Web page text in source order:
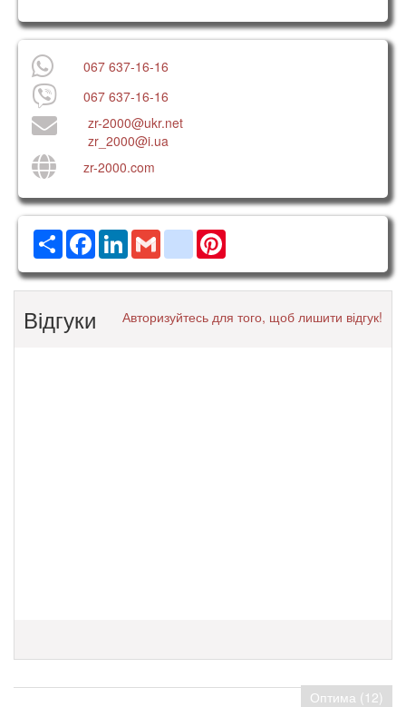
067 637-16-16
067 637-16-16
zr-2000@ukr.net
zr_2000@i.ua
zr-2000.com
РесурсFacebook
LinkedInGmail google_bookmarks
Відгуки Авторизуйтесь для того, щоб лишити відгук!
Оптима (12)